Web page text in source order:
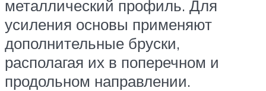
металлический профиль. Для
усиления основы применяют
дополнительные бруски,
располагая их в поперечном и
продольном направлении.